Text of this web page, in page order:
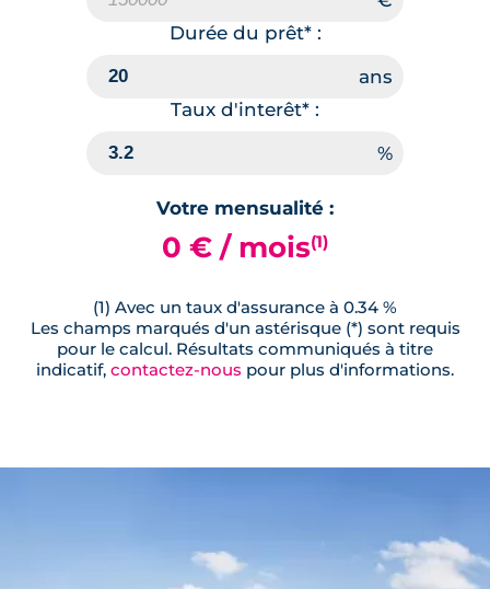
Durée du prêt* :
Taux d'interêt* :
Votre mensualité :
0 € / mois(1)
(1) Avec un taux d'assurance à 0.34 %
Les champs marqués d'un astérisque (*) sont requis
pour le calcul. Résultats communiqués à titre
indicatif, contactez-nous pour plus d'informations.